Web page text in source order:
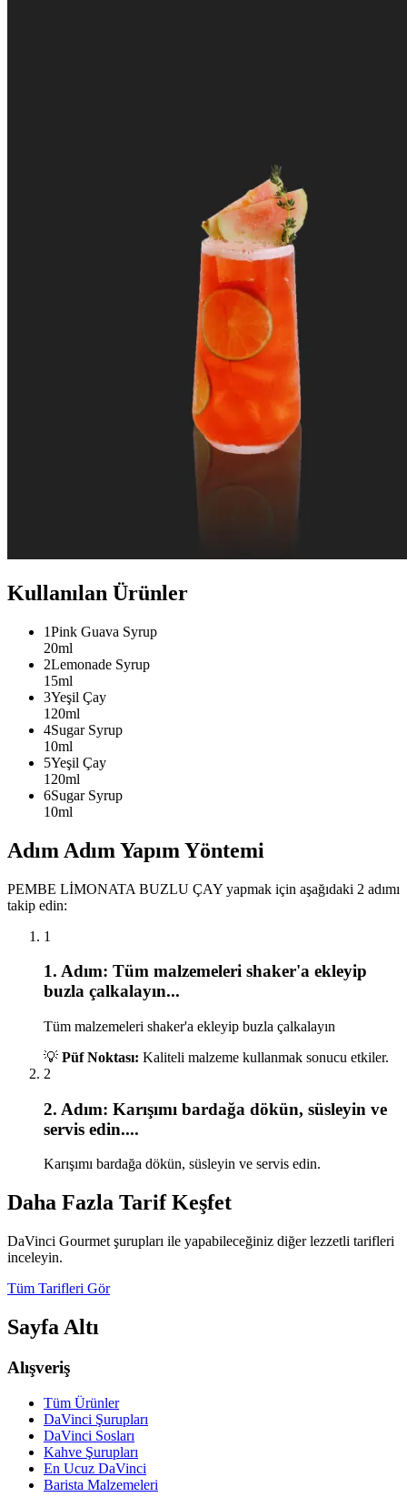
Kullanılan Ürünler
1Pink Guava Syrup
20ml
2Lemonade Syrup
15ml
3Yeşil Çay
120ml
4Sugar Syrup
10ml
5Yeşil Çay
120ml
6Sugar Syrup
10ml
Adım Adım Yapım Yöntemi
PEMBE LİMONATA BUZLU ÇAY yapmak için aşağıdaki 2 adımı
takip edin:
1
1. Adım: Tüm malzemeleri shaker'a ekleyip
buzla çalkalayın...
Tüm malzemeleri shaker'a ekleyip buzla çalkalayın
💡 Püf Noktası: Kaliteli malzeme kullanmak sonucu etkiler.
2
2. Adım: Karışımı bardağa dökün, süsleyin ve
servis edin....
Karışımı bardağa dökün, süsleyin ve servis edin.
Daha Fazla Tarif Keşfet
DaVinci Gourmet şurupları ile yapabileceğiniz diğer lezzetli tarifleri
inceleyin.
Tüm Tarifleri Gör
Sayfa Altı
Alışveriş
Tüm Ürünler
DaVinci Şurupları
DaVinci Sosları
Kahve Şurupları
En Ucuz DaVinci
Barista Malzemeleri